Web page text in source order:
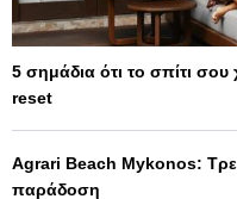
5 σημάδια ότι το σπίτι σου
reset
Agrari Beach Mykonos:
παράδοση